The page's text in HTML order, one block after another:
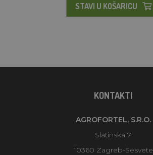
STAVI U KOŠARICU
KONTAKTI
AGROFORTEL, S.R.O.
Slatinska 7
10360 Zagreb-Sesvete